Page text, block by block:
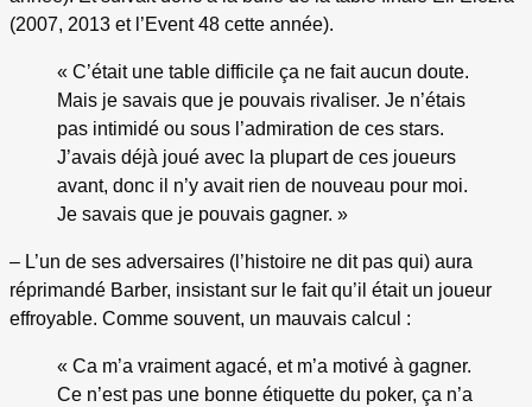
(2007, 2013 et l’Event 48 cette année).
« C’était une table difficile ça ne fait aucun doute.
Mais je savais que je pouvais rivaliser. Je n’étais
pas intimidé ou sous l’admiration de ces stars.
J’avais déjà joué avec la plupart de ces joueurs
avant, donc il n’y avait rien de nouveau pour moi.
Je savais que je pouvais gagner. »
– L’un de ses adversaires (l’histoire ne dit pas qui) aura
réprimandé Barber, insistant sur le fait qu’il était un joueur
effroyable. Comme souvent, un mauvais calcul :
« Ca m’a vraiment agacé, et m’a motivé à gagner.
Ce n’est pas une bonne étiquette du poker, ça n’a